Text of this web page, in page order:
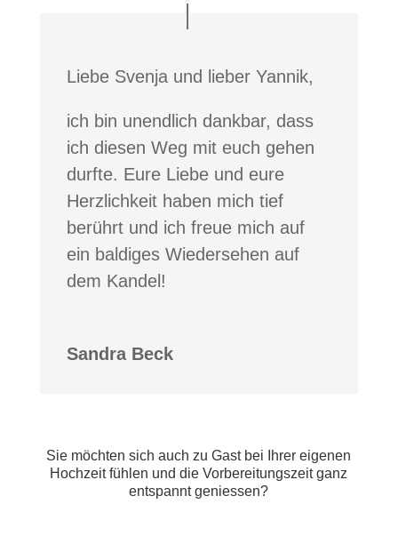
Liebe Svenja und lieber Yannik,
ich bin unendlich dankbar, dass
ich diesen Weg mit euch gehen
durfte. Eure Liebe und eure
Herzlichkeit haben mich tief
berührt und ich freue mich auf
ein baldiges Wiedersehen auf
dem Kandel!
Sandra Beck
Sie möchten sich auch zu Gast bei Ihrer eigenen
Hochzeit fühlen und die Vorbereitungszeit ganz
entspannt geniessen?